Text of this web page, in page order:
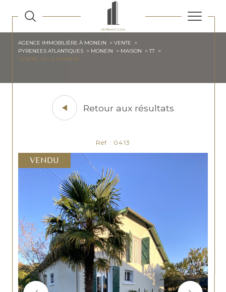
AGENCE IMMOBILIÈRE À MONEIN
VENTE
PYRENEES ATLANTIQUES
MONEIN MAISON
T7
CENTRE VILLE MONEIN
Retour aux résultats
Réf : 0413
VENDU